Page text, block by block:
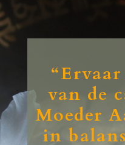
van de
Moeder
in